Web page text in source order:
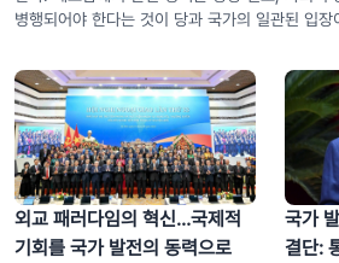
병행되어야 한다는 것이 당과 국가의 일관된 입장
외교 패러다임의 혁신…국제적
기회를 국가 발전의 동력으로
국가
결단: